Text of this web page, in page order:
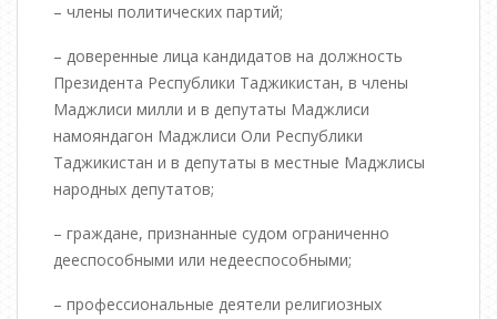
– члены политических партий;
– доверенные лица кандидатов на должность
Президента Республики Таджикистан, в члены
Маджлиси милли и в депутаты Маджлиси
намояндагон Маджлиси Оли Республики
Таджикистан и в депутаты в местные Маджлисы
народных депутатов;
– граждане, признанные судом ограниченно
дееспособными или недееспособными;
– профессиональные деятели религиозных